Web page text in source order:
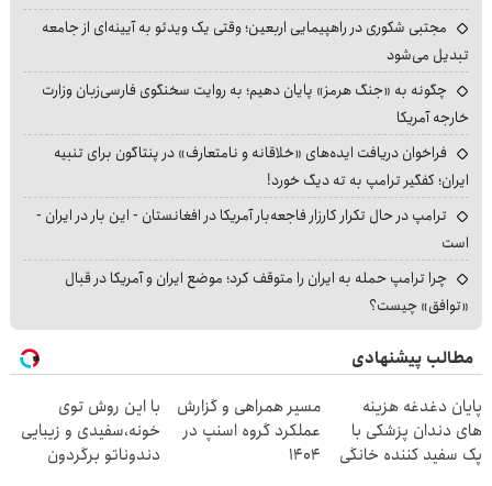
مجتبی شکوری در راهپیمایی اربعین؛ وقتی یک ویدئو به آیینه‌ای از جامعه
تبدیل می‌شود
چگونه به «جنگ هرمز» پایان دهیم؛ به روایت سخنگوی فارسی‌زبان وزارت
خارجه آمریکا
فراخوان دریافت ایده‌های «خلاقانه و نامتعارف» در پنتاگون برای تنبیه
ایران؛ کفگیر ترامپ به ته دیگ خورد!
ترامپ در حال تکرار کارزار فاجعه‌بار آمریکا در افغانستان - این بار در ایران -
است
چرا ترامپ حمله به ایران را متوقف کرد؛ موضع ایران و آمریکا در قبال
«توافق» چیست؟
مطالب پیشنهادی
پایان دغدغه هزینه
های دندان پزشکی با
پک سفید کننده خانگی
مسیر همراهی و گزارش
عملکرد گروه اسنپ در
۱۴۰۴
با این روش توی
خونه،سفیدی و زیبایی
دندوناتو برگردون